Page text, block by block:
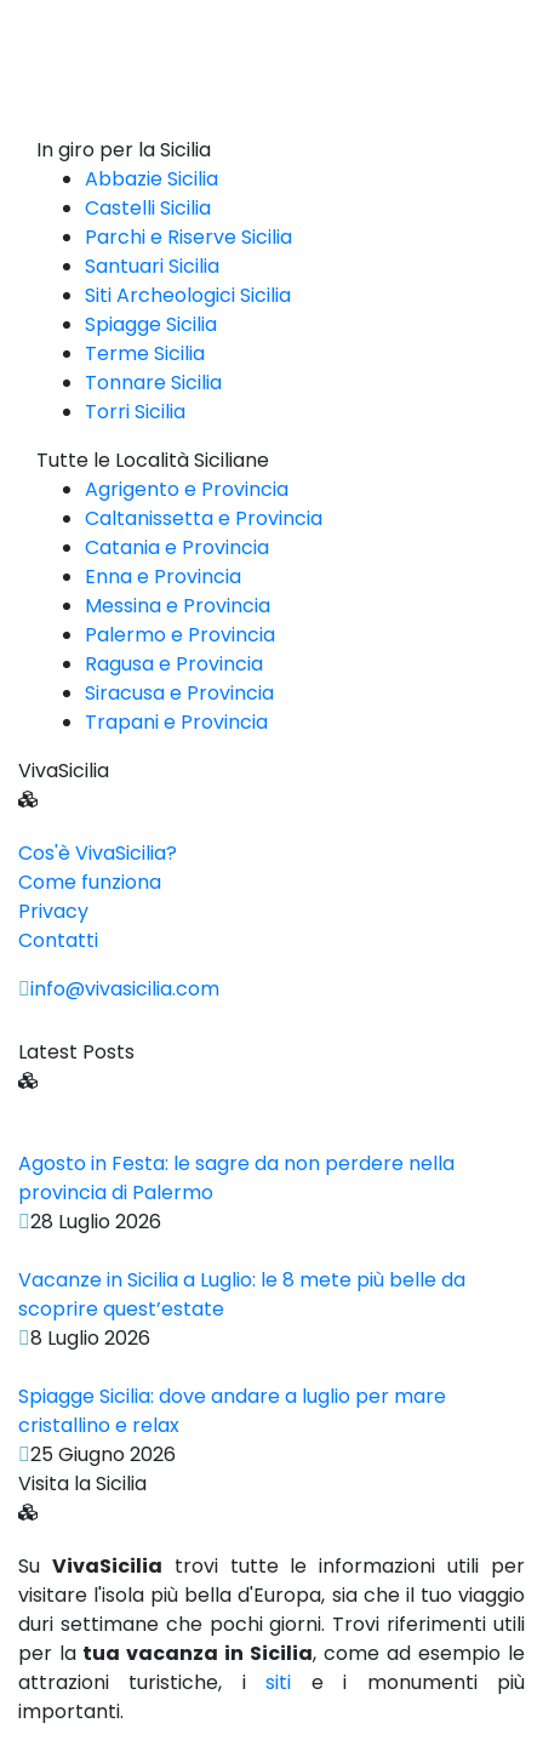
In giro per la Sicilia
Abbazie Sicilia
Castelli Sicilia
Parchi e Riserve Sicilia
Santuari Sicilia
Siti Archeologici Sicilia
Spiagge Sicilia
Terme Sicilia
Tonnare Sicilia
Torri Sicilia
Tutte le Località Siciliane
Agrigento e Provincia
Caltanissetta e Provincia
Catania e Provincia
Enna e Provincia
Messina e Provincia
Palermo e Provincia
Ragusa e Provincia
Siracusa e Provincia
Trapani e Provincia
VivaSicilia
Cos'è VivaSicilia?
Come funziona
Privacy
Contatti
info@vivasicilia.com
Latest Posts
Agosto in Festa: le sagre da non perdere nella
provincia di Palermo
28 Luglio 2026
Vacanze in Sicilia a Luglio: le 8 mete più belle da
scoprire quest’estate
8 Luglio 2026
Spiagge Sicilia: dove andare a luglio per mare
cristallino e relax
25 Giugno 2026
Visita la Sicilia
Su VivaSicilia trovi tutte le informazioni utili per
visitare l'isola più bella d'Europa, sia che il tuo viaggio
duri settimane che pochi giorni. Trovi riferimenti utili
per la tua vacanza in Sicilia, come ad esempio le
attrazioni turistiche, isiti e i monumenti più
importanti.